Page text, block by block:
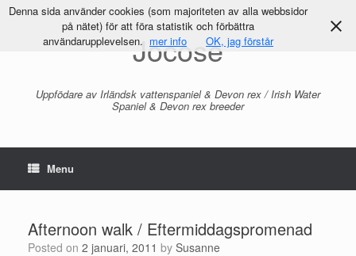
Jocose
Uppfödare av Irländsk vattenspaniel & Devon rex / Irish Water
Spaniel & Devon rex breeder
Menu
Afternoon walk / Eftermiddagspromenad
Posted on 2 januari, 2011 by Susanne
Denna sida använder cookies (som majoriteten av alla webbsidor
på nätet) för att föra statistik och förbättra
användarupplevelsen. mer info OK, jag förstår